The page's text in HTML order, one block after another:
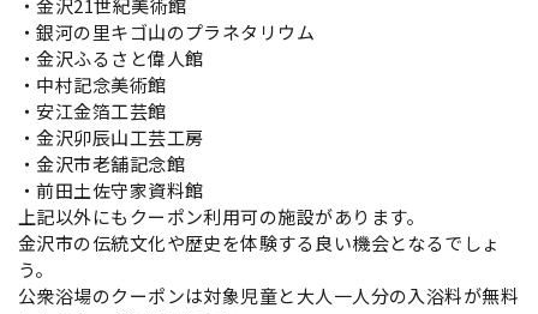
・金沢21世紀美術館
・銀河の里キゴ山のプラネタリウム
・金沢ふるさと偉人館
・中村記念美術館
・安江金箔工芸館
・金沢卯辰山工芸工房
・金沢市老舗記念館
・前田土佐守家資料館
上記以外にもクーポン利用可の施設があります。
金沢市の伝統文化や歴史を体験する良い機会となるでしょ
う。
公衆浴場のクーポンは対象児童と大人一人分の入浴料が無料